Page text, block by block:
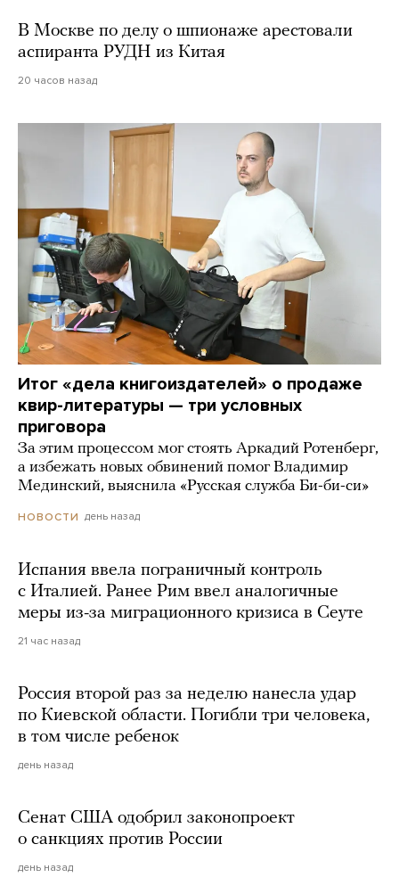
В Москве по делу о шпионаже арестовали
аспиранта РУДН из Китая
20 часов назад
Итог «дела книгоиздателей» о продаже
квир-литературы — три условных
приговора
За этим процессом мог стоять Аркадий Ротенберг,
а избежать новых обвинений помог Владимир
Мединский, выяснила «Русская служба Би-би-си»
НОВОСТИ день назад
Испания ввела пограничный контроль
с Италией. Ранее Рим ввел аналогичные
меры из-за миграционного кризиса в Сеуте
21 час назад
Россия второй раз за неделю нанесла удар
по Киевской области. Погибли три человека,
в том числе ребенок
день назад
Сенат США одобрил законопроект
о санкциях против России
день назад